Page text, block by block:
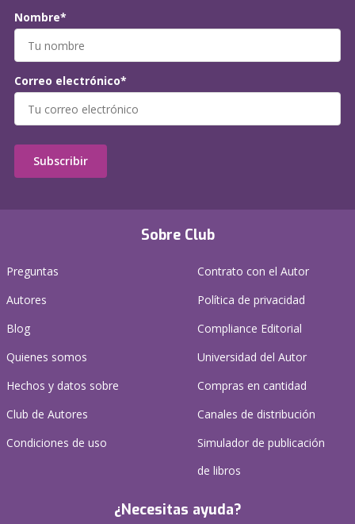
Sobre Club
Preguntas
Autores
Blog
Quienes somos
Hechos y datos sobre
Club de Autores
Condiciones de uso
Contrato con el Autor
Política de privacidad
Compliance Editorial
Universidad del Autor
Compras en cantidad
Canales de distribución
Simulador de publicación
de libros
¿Necesitas ayuda?
Nombre*
Correo electrónico*
Subscribir